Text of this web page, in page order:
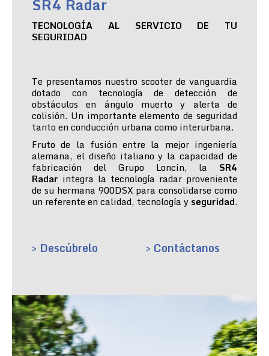
TECNOLOGÍA AL SERVICIO DE TU
SEGURIDAD
Te presentamos nuestro scooter de vanguardia
dotado con tecnología de detección de
obstáculos en ángulo muerto y alerta de
colisión. Un importante elemento de seguridad
tanto en conducción urbana como interurbana.
Fruto de la fusión entre la mejor ingeniería
alemana, el diseño italiano y la capacidad de
fabricación del Grupo Loncin, la SR4
Radar integra la tecnología radar proveniente
de su hermana 900DSX para consolidarse como
un referente en calidad, tecnología y seguridad.
> Descúbrelo > Contáctanos